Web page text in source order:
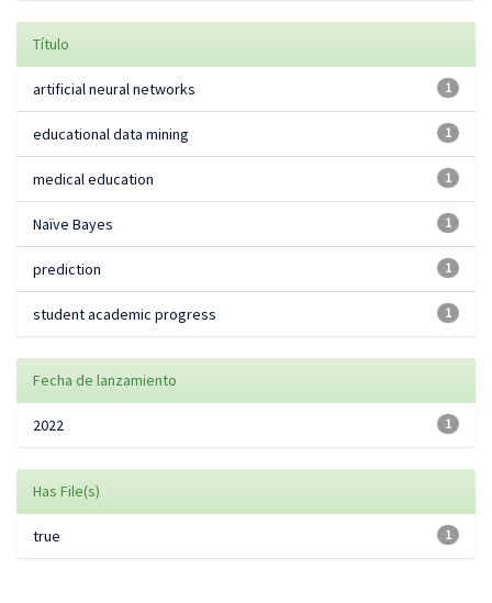
Título
1
artificial neural networks
1
educational data mining
1
medical education
1
Naïve Bayes
1
prediction
1
student academic progress
Fecha de lanzamiento
1
2022
Has File(s)
1
true